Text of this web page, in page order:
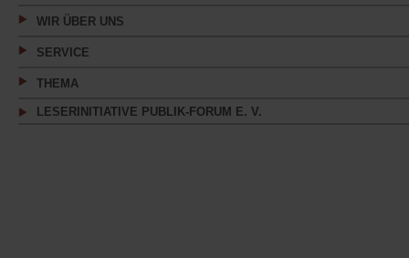
WIR ÜBER UNS
SERVICE
THEMA
LESERINITIATIVE PUBLIK-FORUM E. V.